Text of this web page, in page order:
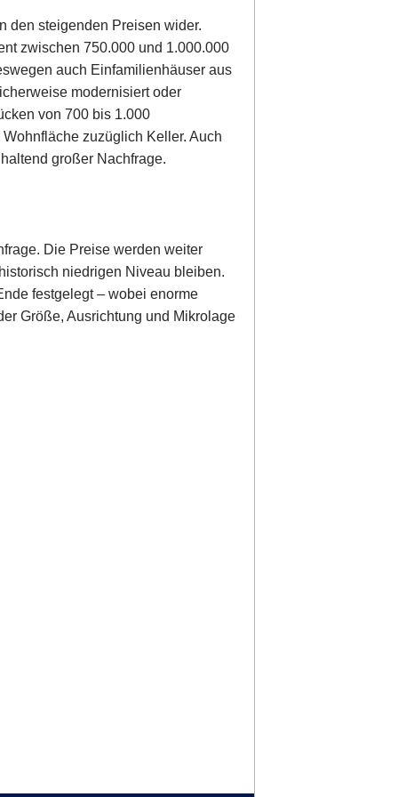
den steigenden Preisen wider.
zwischen 750.000 und 1.000.000
auch Einfamilienhäuser aus
modernisiert oder
von 700 bis 1.000
zuzüglich Keller. Auch
großer Nachfrage.
Die Preise werden weiter
niedrigen Niveau bleiben.
festgelegt – wobei enorme
Größe, Ausrichtung und Mikrolage